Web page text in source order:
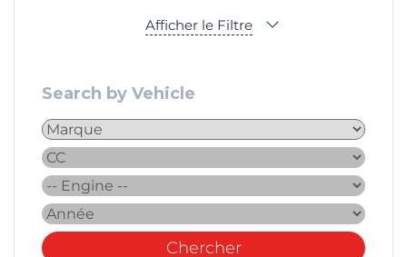
Afficher le Filtre
Search by Vehicle
Chercher